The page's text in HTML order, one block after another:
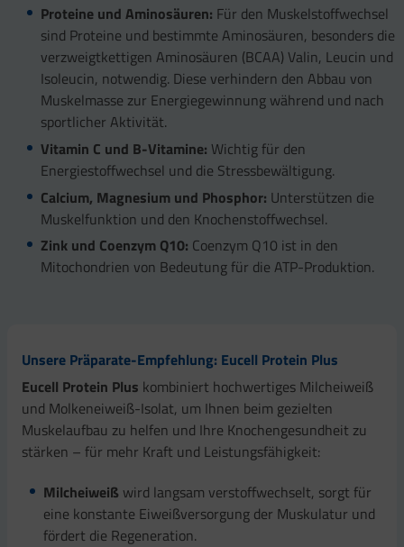
Proteine und Aminosäuren: Für den Muskelstoffwechsel
sind Proteine und bestimmte Aminosäuren, besonders die
verzweigtkettigen Aminosäuren (BCAA) Valin, Leucin und
Isoleucin, notwendig. Diese verhindern den Abbau von
Muskelmasse zur Energiegewinnung während und nach
sportlicher Aktivität.
Vitamin C und B-Vitamine: Wichtig für den
Energiestoffwechsel und die Stressbewältigung.
Calcium, Magnesium und Phosphor: Unterstützen die
Muskelfunktion und den Knochenstoffwechsel.
Zink und Coenzym Q10: Coenzym Q10 ist in den
Mitochondrien von Bedeutung für die ATP-Produktion.
Unsere Präparate-Empfehlung: Eucell Protein Plus
Eucell Protein Plus kombiniert hochwertiges Milcheiweiß
und Molkeneiweiß-Isolat, um Ihnen beim gezielten
Muskelaufbau zu helfen und Ihre Knochengesundheit zu
stärken – für mehr Kraft und Leistungsfähigkeit:
Milcheiweiß wird langsam verstoffwechselt, sorgt für
eine konstante Eiweißversorgung der Muskulatur und
fördert die Regeneration.